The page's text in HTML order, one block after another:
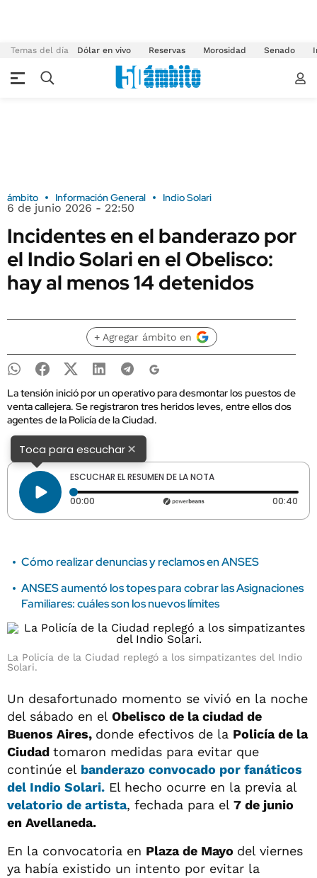
Temas del día Dólar en vivo Reservas Morosidad Senado
ámbito Información General Indio Solari
6 de junio 2026 - 22:50
Incidentes en el banderazo por
el Indio Solari en el Obelisco:
hay al menos 14 detenidos
+ Agregar ámbito en
La tensión inició por un operativo para desmontar los puestos de
venta callejera. Se registraron tres heridos leves, entre ellos dos
agentes de la Policía de la Ciudad.
Toca para escuchar×
ESCUCHAR EL RESUMEN DE LA NOTA
00:00 Tiempo transcurrido: 0 segundos 00:40
Cómo realizar denuncias y reclamos en ANSES
ANSES aumentó los topes para cobrar las Asignaciones
Familiares: cuáles son los nuevos límites
La Policía de la Ciudad replegó a los simpatizantes del Indio
Solari.
Un desafortunado momento se vivió en la noche
del sábado en el Obelisco de la ciudad de
Buenos Aires, donde efectivos de la Policía de la
Ciudad tomaron medidas para evitar que
continúe el banderazo convocado por fanáticos
del Indio Solari. El hecho ocurre en la previa al
velatorio de artista, fechada para el 7 de junio
en Avellaneda.
En la convocatoria en Plaza de Mayo del viernes
ya había existido un intento por evitar la